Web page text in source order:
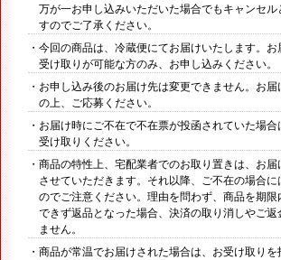
万が一お申し込みいただいた場合でもキャンセル
すのでご了承ください。
・今回の商品は、冷蔵便にてお届けいたします。
受け取りが可能な方のみ、お申し込みください。
・お申し込み後のお届け先は変更できません。お
の上、ご応募ください。
・お届け時にご不在で不在票が投函されていた場
受け取りください。
・商品の特性上、宅配業者でのお取り置きは、お
させていただきます。それ以降、ご不在の場合
のでご注意ください。理由を問わず、商品を期
できず返品となった場合、決済の取り消しやご返
ません。
・商品が常温でお届けされた場合は、お受け取り